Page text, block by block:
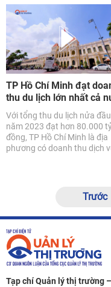
TP Hồ Chí Minh đạt
thu du lịch lớn nhất cả
Với tổng thu du lịch nửa đầu
năm 2023 đạt hơn 80.000
đồng, TP Hồ Chí Minh là địa
phương có doanh thu dịch
Trước
Tạp chí Quản lý thị trường